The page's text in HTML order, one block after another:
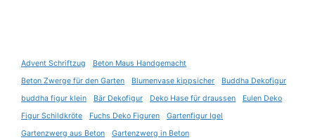
Advent Schriftzug
Beton Maus Handgemacht
Beton Zwerge für den Garten
Blumenvase kippsicher
Buddha Dekofigur
buddha figur klein
Bär Dekofigur Deko Hase für draussen
Eulen Deko
Figur Schildkröte
Fuchs Deko Figuren
Gartenfigur Igel
Gartenzwerg aus Beton
Gartenzwerg in Beton